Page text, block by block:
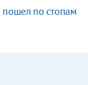
пошел по стопам